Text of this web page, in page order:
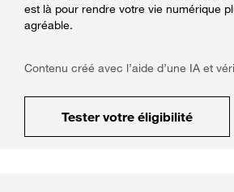
est là pour rendre votre vie numérique
agréable.
Contenu créé avec l’aide d’une IA et
Tester votre éligibilité